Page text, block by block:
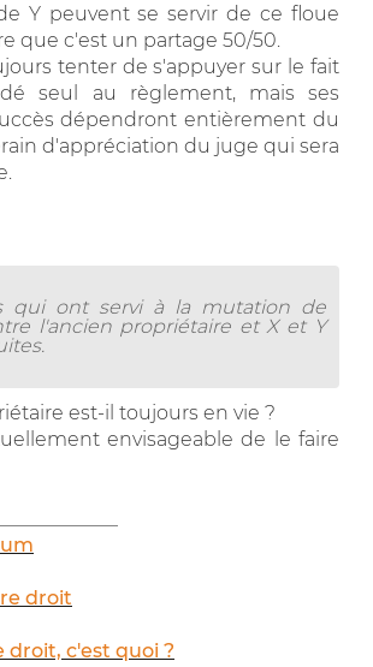
Y peuvent se servir de ce floue
que c'est un partage 50/50.
tenter de s'appuyer sur le fait
seul au règlement, mais ses
dépendront entièrement du
d'appréciation du juge qui sera
qui ont servi à la mutation de
l'ancien propriétaire et X et Y
est-il toujours en vie ?
envisageable de le faire
droit
droit, c'est quoi ?